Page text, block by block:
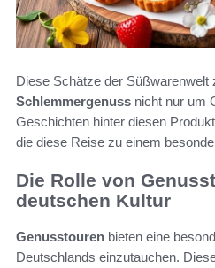
Diese Schätze der Süßwarenwelt
Schlemmergenuss nicht nur um
Geschichten hinter diesen
die diese Reise zu einem
Die Rolle von
deutschen Kultur
Genusstouren bieten eine
Deutschlands einzutauchen.